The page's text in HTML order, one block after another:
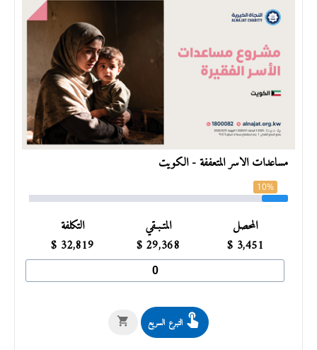
مساعدات الأسر المتعففة - الكويت
10%
المحصل
3,451
$
المتـبـقي
29,368
$
التكلفة
32,819
$
التبرع السريع